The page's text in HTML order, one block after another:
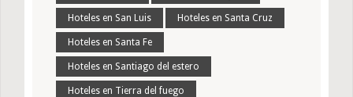
Hoteles en San Luis Hoteles en Santa Cruz
Hoteles en Santa Fe
Hoteles en Santiago del estero
Hoteles en Tierra del fuego